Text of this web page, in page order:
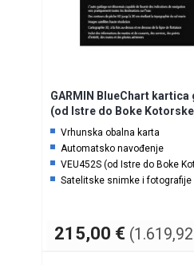
GARMIN BlueChart kartica
(od Istre do Boke
Vrhunska obalna karta
Automatsko navođenje
VEU452S (od Istre do Boke
Satelitske snimke i fotografije
215,00 €